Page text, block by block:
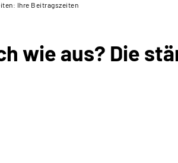
Ihre Beitragszeiten
wie aus? Die